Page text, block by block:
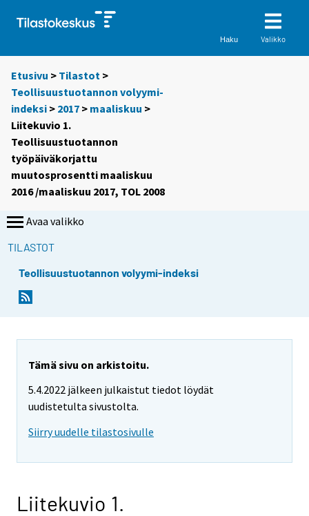
Haku Valikko
Etusivu > Tilastot >
Teollisuustuotannon volyymi-
indeksi > 2017 > maaliskuu >
Liitekuvio 1.
Teollisuustuotannon
työpäiväkorjattu
muutosprosentti maaliskuu
2016 /maaliskuu 2017, TOL 2008
Avaa valikko
TILASTOT
Teollisuustuotannon volyymi-indeksi
Tämä sivu on arkistoitu.
5.4.2022 jälkeen julkaistut tiedot löydät
uudistetulta sivustolta.
Siirry uudelle tilastosivulle
Liitekuvio 1.